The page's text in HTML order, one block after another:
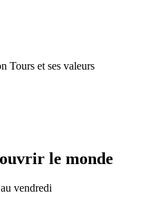
Tours et ses valeurs
le monde
vendredi